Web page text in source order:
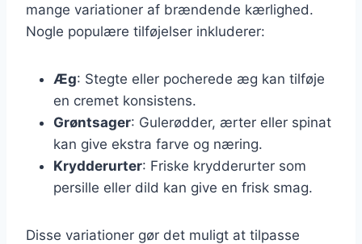
mange variationer af brændende kærlighed.
Nogle populære tilføjelser inkluderer:
Æg: Stegte eller pocherede æg kan tilføje
en cremet konsistens.
Grøntsager: Gulerødder, ærter eller spinat
kan give ekstra farve og næring.
Krydderurter: Friske krydderurter som
persille eller dild kan give en frisk smag.
Disse variationer gør det muligt at tilpasse